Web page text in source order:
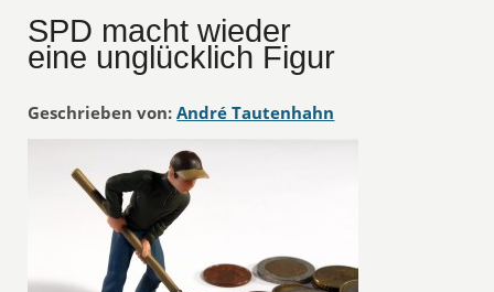
SPD macht wieder
eine unglücklich Figur
Geschrieben von: André Tautenhahn